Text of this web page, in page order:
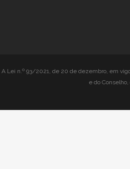
A Lei n.º 93/2021, de 20 de dezembro, em
e do